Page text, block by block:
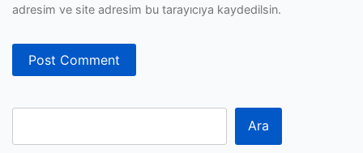
adresim ve site adresim bu tarayıcıya kaydedilsin.
Ara